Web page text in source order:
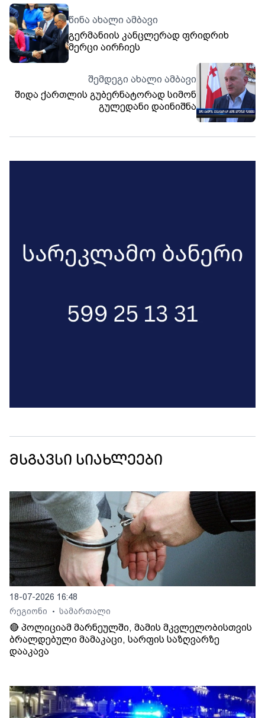
წინა ახალი ამბავი
გერმანიის კანცლერად ფრიდრიხ
მერცი აირჩიეს
შემდეგი ახალი ამბავი
შიდა ქართლის გუბერნატორად სიმონ
გულედანი დაინიშნა
მსგავსი სიახლეები
18-07-2026 16:48
რეგიონი
• სამართალი
🔴 პოლიციამ მარნეულში, მამის მკვლელობისთვის
ბრალდებული მამაკაცი, სარფის საზღვარზე
დააკავა